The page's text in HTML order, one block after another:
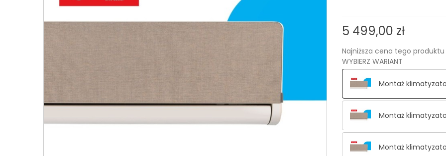
5 499,00 zł
Najniższa cena tego
WYBIERZ WARIANT
Montaż
Montaż
Montaż